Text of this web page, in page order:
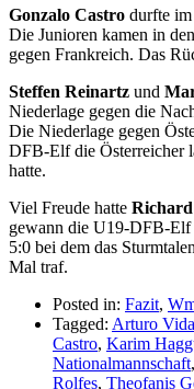
Gonzalo Castro durfte
Die Junioren kamen in
gegen Frankreich. Das
Steffen Reinartz und
Niederlage gegen die
Die Niederlage gegen
DFB-Elf die Österreicher
hatte.
Viel Freude hatte Richard
gewann die U19-DFB-Elf
5:0 bei dem das
Mal traf.
Posted in: Fazit,
Tagged: Arturo
Castro, Karim
Nationalmannschaft,
Rolfes, Theofanis